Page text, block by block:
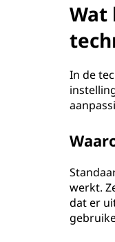
Wat
In de
werkt.
dat er